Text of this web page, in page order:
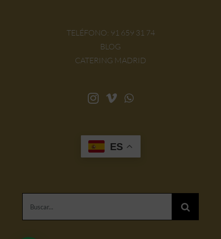
TELÉFONO: 91 659 31 74
BLOG
CATERING MADRID
ES